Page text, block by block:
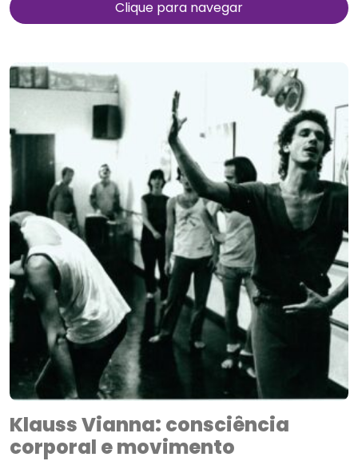
Clique para navegar
Klauss Vianna: consciência
corporal e movimento